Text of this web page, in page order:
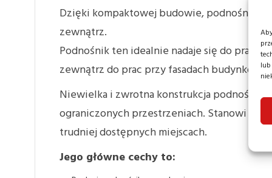
Dzięki kompaktowej budowie, podnośnik
zewnątrz.
Podnośnik ten idealnie nadaje się do prac
zewnątrz do prac przy fasadach budynków,
Niewielka i zwrotna konstrukcja
ograniczonych przestrzeniach. Stanowi
trudniej dostępnych miejscach.
Jego główne cechy to: